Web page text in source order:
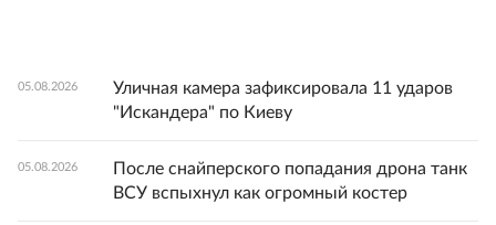
05.08.2026
Уличная камера зафиксировала 11 ударов
"Искандера" по Киеву
05.08.2026
После снайперского попадания дрона танк
ВСУ вспыхнул как огромный костер